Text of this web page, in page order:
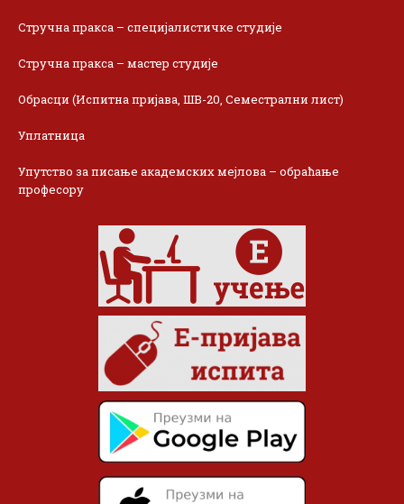
Стручна пракса – специјалистичке студије
Стручна пракса – мастер студије
Обрасци (Испитна пријава, ШВ-20, Семестрални лист)
Уплатница
Упутство за писање академских мејлова – обраћање
професору